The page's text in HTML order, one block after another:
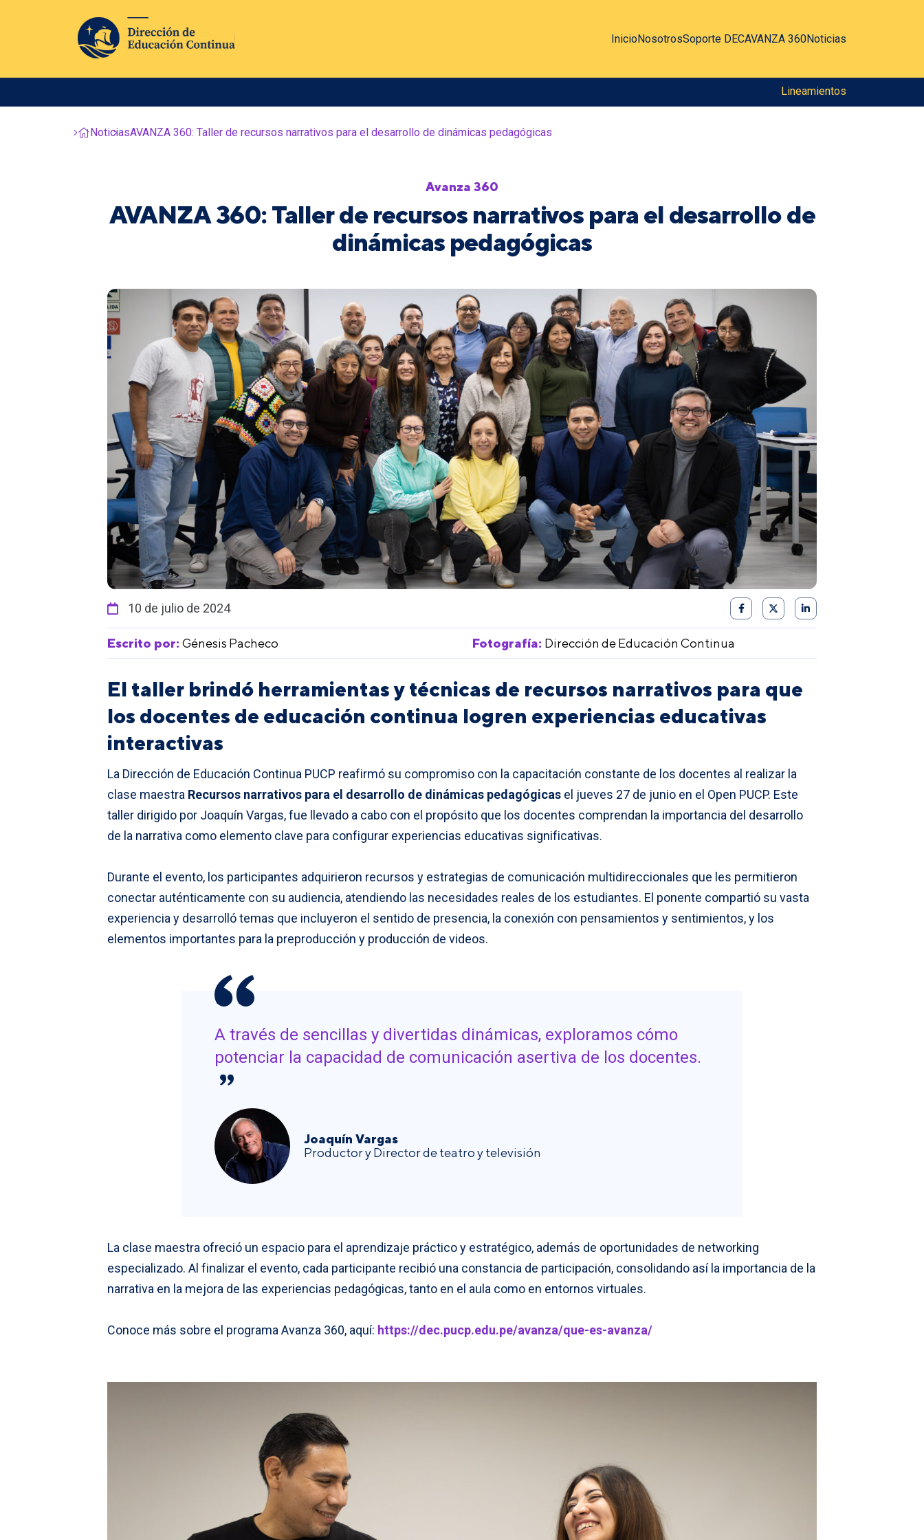
InicioNosotrosSoporte DECAVANZA 360Noticias
Lineamientos
NoticiasAVANZA 360: Taller de recursos narrativos para el desarrollo de dinámicas pedagógicas
Avanza 360
AVANZA 360: Taller de recursos narrativos para el desarrollo de
dinámicas pedagógicas
10 de julio de 2024
Escrito por: Génesis Pacheco Fotografía: Dirección de Educación Continua
El taller brindó herramientas y técnicas de recursos narrativos para que
los docentes de educación continua logren experiencias educativas
interactivas
La Dirección de Educación Continua PUCP reafirmó su compromiso con la capacitación constante de los docentes al realizar la
clase maestra Recursos narrativos para el desarrollo de dinámicas pedagógicas el jueves 27 de junio en el Open PUCP. Este
taller dirigido por Joaquín Vargas, fue llevado a cabo con el propósito que los docentes comprendan la importancia del desarrollo
de la narrativa como elemento clave para configurar experiencias educativas significativas.
Durante el evento, los participantes adquirieron recursos y estrategias de comunicación multidireccionales que les permitieron
conectar auténticamente con su audiencia, atendiendo las necesidades reales de los estudiantes. El ponente compartió su vasta
experiencia y desarrolló temas que incluyeron el sentido de presencia, la conexión con pensamientos y sentimientos, y los
elementos importantes para la preproducción y producción de videos.
A través de sencillas y divertidas dinámicas, exploramos cómo
potenciar la capacidad de comunicación asertiva de los docentes.
Joaquín Vargas
Productor y Director de teatro y televisión
La clase maestra ofreció un espacio para el aprendizaje práctico y estratégico, además de oportunidades de networking
especializado. Al finalizar el evento, cada participante recibió una constancia de participación, consolidando así la importancia de la
narrativa en la mejora de las experiencias pedagógicas, tanto en el aula como en entornos virtuales.
Conoce más sobre el programa Avanza 360, aquí: https://dec.pucp.edu.pe/avanza/que-es-avanza/